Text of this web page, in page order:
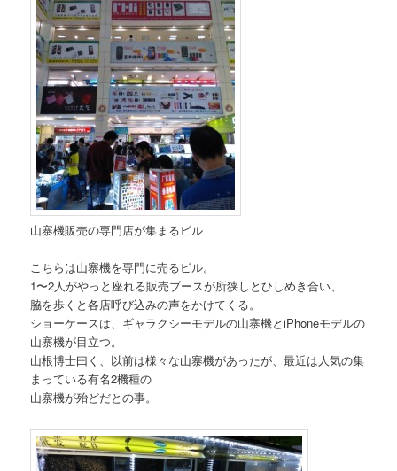
山寨機販売の専門店が集まるビル
こちらは山寨機を専門に売るビル。
1〜2人がやっと座れる販売ブースが所狭しとひしめき合い、
脇を歩くと各店呼び込みの声をかけてくる。
ショーケースは、ギャラクシーモデルの山寨機とiPhoneモデルの
山寨機が目立つ。
山根博士曰く、以前は様々な山寨機があったが、最近は人気の集
まっている有名2機種の
山寨機が殆どだとの事。